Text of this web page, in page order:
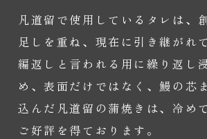
凡道留で使用しているタレは、
足しを重ね、現在に引き継がれ
編返しと言われる用に繰り返し
め、表面だけではなく、鰻の芯
込んだ凡道留の蒲焼きは、冷め
ご好評を得ております。